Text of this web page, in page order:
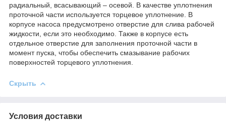
радиальный, всасывающий – осевой. В качестве уплотнения
проточной части используется торцевое уплотнение. В
корпусе насоса предусмотрено отверстие для слива рабочей
жидкости, если это необходимо. Также в корпусе есть
отдельное отверстие для заполнения проточной части в
момент пуска, чтобы обеспечить смазывание рабочих
поверхностей торцевого уплотнения.
Скрыть
Условия доставки